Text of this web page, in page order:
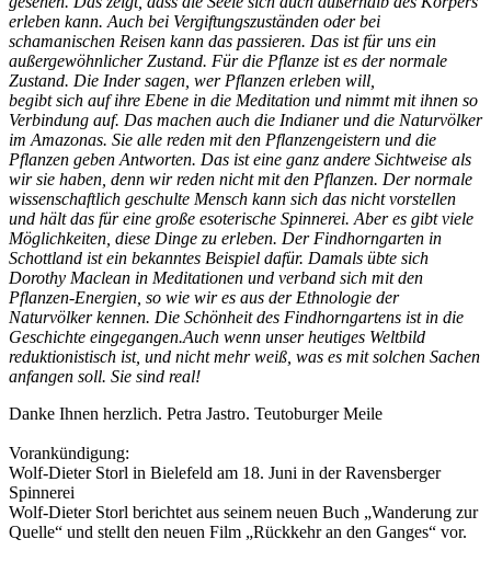
erleben kann. Auch bei Vergiftungszuständen oder bei
schamanischen Reisen kann das passieren. Das ist für uns ein
außergewöhnlicher Zustand. Für die Pflanze ist es der normale
Zustand. Die Inder sagen, wer Pflanzen erleben will,
begibt sich auf ihre Ebene in die Meditation und nimmt mit ihnen so
Verbindung auf. Das machen auch die Indianer und die Naturvölker
im Amazonas. Sie alle reden mit den Pflanzengeistern und die
Pflanzen geben Antworten. Das ist eine ganz andere Sichtweise als
wir sie haben, denn wir reden nicht mit den Pflanzen. Der normale
wissenschaftlich geschulte Mensch kann sich das nicht vorstellen
und hält das für eine große esoterische Spinnerei. Aber es gibt viele
Möglichkeiten, diese Dinge zu erleben. Der Findhorngarten in
Schottland ist ein bekanntes Beispiel dafür. Damals übte sich
Dorothy Maclean in Meditationen und verband sich mit den
Pflanzen-Energien, so wie wir es aus der Ethnologie der
Naturvölker kennen. Die Schönheit des Findhorngartens ist in die
Geschichte eingegangen.Auch wenn unser heutiges Weltbild
reduktionistisch ist, und nicht mehr weiß, was es mit solchen Sachen
anfangen soll. Sie sind real!
Danke Ihnen herzlich. Petra Jastro. Teutoburger Meile
Vorankündigung:
Wolf-Dieter Storl in Bielefeld am 18. Juni in der Ravensberger
Spinnerei
Wolf-Dieter Storl berichtet aus seinem neuen Buch „Wanderung zur
Quelle“ und stellt den neuen Film „Rückkehr an den Ganges“ vor.